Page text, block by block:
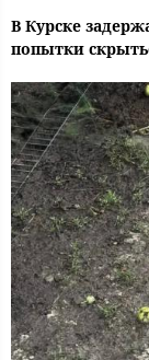
В Курске
попытки